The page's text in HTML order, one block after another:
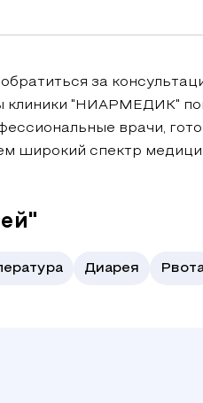
за
клиники "НИАРМЕДИК"
врачи,
широкий спектр
Диарея